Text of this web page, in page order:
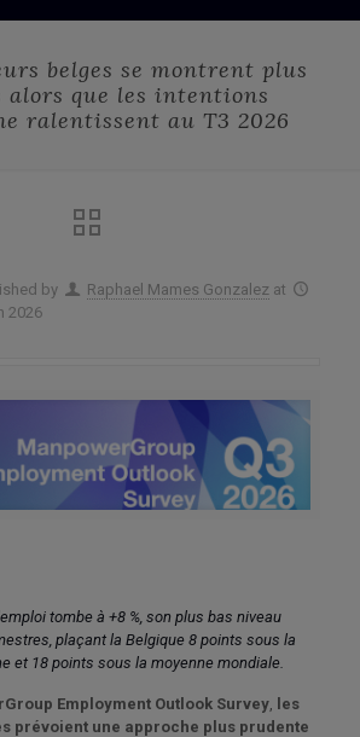
belges se montrent plus
alors que les intentions
ralentissent au T3 2026
by Raphael Mames Gonzalez at
2026
tombe à +8 %, son plus bas niveau
plaçant la Belgique 8 points sous la
et 18 points sous la moyenne mondiale.
Employment Outlook Survey les
prévoient une approche plus prudente